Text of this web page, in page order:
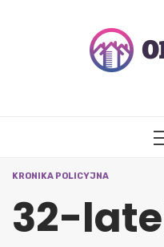
KRONIKA POLICYJNA
32-